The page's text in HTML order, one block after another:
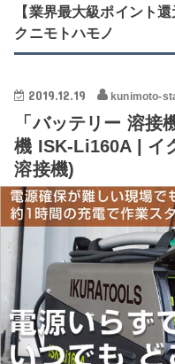
【業界最大級ポイント
クニモトハモノ
2019.12.19 kunimoto-
「バッテリー 溶
機 ISK-Li160A | イ
溶接機)